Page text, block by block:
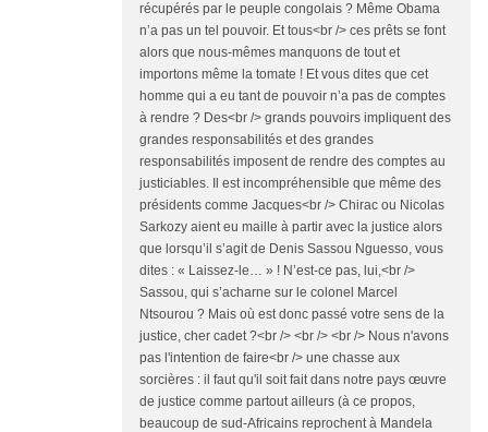
récupérés par le peuple congolais ? Même Obama
n’a pas un tel pouvoir. Et tous<br /> ces prêts se font
alors que nous-mêmes manquons de tout et
importons même la tomate ! Et vous dites que cet
homme qui a eu tant de pouvoir n’a pas de comptes
à rendre ? Des<br /> grands pouvoirs impliquent des
grandes responsabilités et des grandes
responsabilités imposent de rendre des comptes au
justiciables. Il est incompréhensible que même des
présidents comme Jacques<br /> Chirac ou Nicolas
Sarkozy aient eu maille à partir avec la justice alors
que lorsqu’il s’agit de Denis Sassou Nguesso, vous
dites : « Laissez-le… » ! N’est-ce pas, lui,<br />
Sassou, qui s’acharne sur le colonel Marcel
Ntsourou ? Mais où est donc passé votre sens de la
justice, cher cadet ?<br /> <br /> <br /> Nous n'avons
pas l'intention de faire<br /> une chasse aux
sorcières : il faut qu'il soit fait dans notre pays œuvre
de justice comme partout ailleurs (à ce propos,
beaucoup de sud-Africains reprochent à Mandela